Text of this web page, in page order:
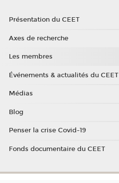
Présentation du CEET
Axes de recherche
Les membres
Événements & actualités du CEET
Médias
Blog
Penser la crise Covid-19
Fonds documentaire du CEET